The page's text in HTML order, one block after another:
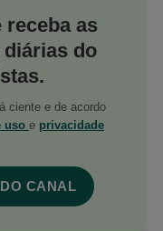
receba as
do
ciente e de acordo
uso e privacidade
CANAL